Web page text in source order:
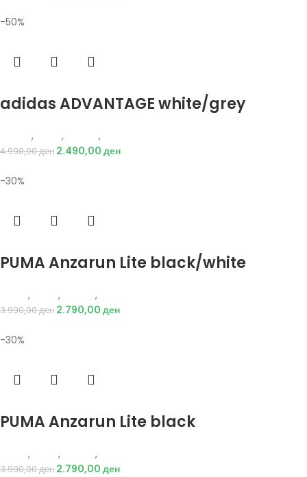
-50%
adidas ADVANTAGE white/grey
, , ,
4.990,00ден 2.490,00 ден
-30%
PUMA Anzarun Lite black/white
, , ,
3.990,00ден 2.790,00 ден
-30%
PUMA Anzarun Lite black
, , ,
3.990,00ден 2.790,00 ден